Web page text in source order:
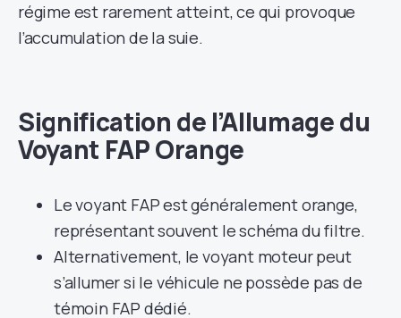
régime est rarement atteint, ce qui provoque
l’accumulation de la suie.
Signification de l’Allumage du
Voyant FAP Orange
Le voyant FAP est généralement orange,
représentant souvent le schéma du filtre.
Alternativement, le voyant moteur peut
s’allumer si le véhicule ne possède pas de
témoin FAP dédié.